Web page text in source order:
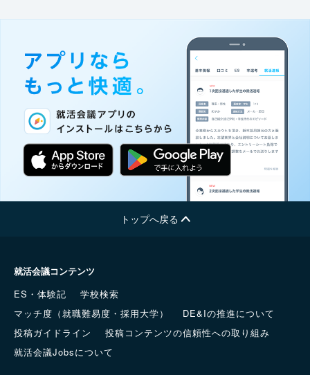
トップへ戻る
就活会議コンテンツ
ES・体験記
学校検索
マッチ度（就職難易度・採用大学）
DE&Iの推進について
投稿ガイドライン
投稿コンテンツの信頼性への取り組み
就活会議Jobsについて